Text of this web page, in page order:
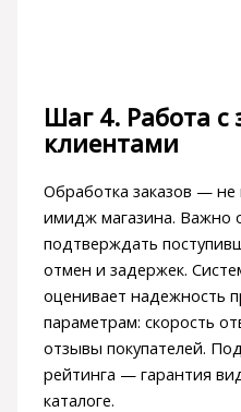
Шаг 4. Работа с
клиентами
Обработка заказов — не
имидж магазина. Важно
подтверждать
отмен и задержек.
оценивает надежность
параметрам: скорость
отзывы покупателей.
рейтинга — гарантия
каталоге.